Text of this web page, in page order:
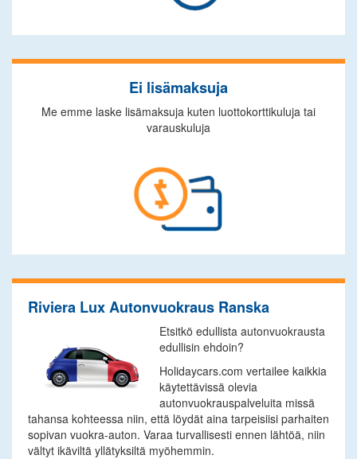
Ei lisämaksuja
Me emme laske lisämaksuja kuten luottokorttikuluja tai
varauskuluja
Riviera Lux Autonvuokraus Ranska
Etsitkö edullista autonvuokrausta
edullisin ehdoin?
Holidaycars.com vertailee kaikkia
käytettävissä olevia
autonvuokrauspalveluita missä
tahansa kohteessa niin, että löydät aina tarpeisiisi parhaiten
sopivan vuokra-auton. Varaa turvallisesti ennen lähtöä, niin
vältyt ikäviltä yllätyksiltä myöhemmin.